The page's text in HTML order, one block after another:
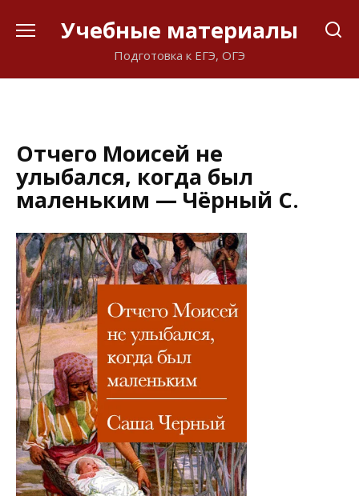
Учебные материалы
Подготовка к ЕГЭ, ОГЭ
Отчего Моисей не
улыбался, когда был
маленьким — Чёрный С.